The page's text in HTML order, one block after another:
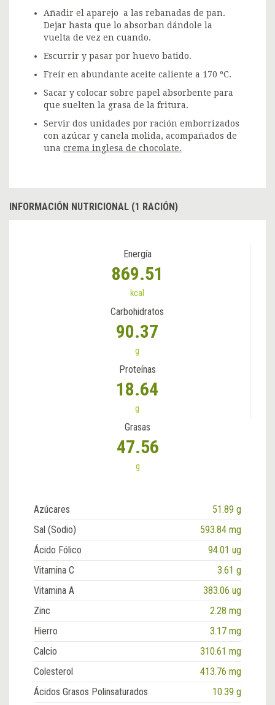
Añadir el aparejo a las rebanadas de pan.
Dejar hasta que lo absorban dándole la
vuelta de vez en cuando.
Escurrir y pasar por huevo batido.
Freír en abundante aceite caliente a 170 ºC.
Sacar y colocar sobre papel absorbente para
que suelten la grasa de la fritura.
Servir dos unidades por ración emborrizados
con azúcar y canela molida, acompañados de
una crema inglesa de chocolate.
INFORMACIÓN NUTRICIONAL (1 RACIÓN)
Energía
869.51
kcal
Carbohidratos
90.37
g
Proteínas
18.64
g
Grasas
47.56
g
Azúcares
51.89 g
Sal (Sodio)
593.84 mg
Ácido Fólico
94.01 ug
Vitamina C
3.61 g
Vitamina A
383.06 ug
Zinc
2.28 mg
Hierro
3.17 mg
Calcio
310.61 mg
Colesterol
413.76 mg
Ácidos Grasos Polinsaturados
10.39 g